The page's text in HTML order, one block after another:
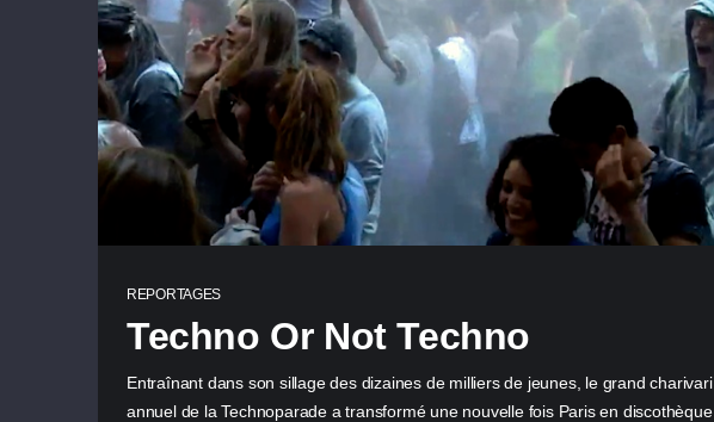
REPORTAGES
Techno Or Not Techno
Entraînant dans son sillage des dizaines de milliers de jeunes, le grand charivari
annuel de la Technoparade a transformé une nouvelle fois Paris en discothèque